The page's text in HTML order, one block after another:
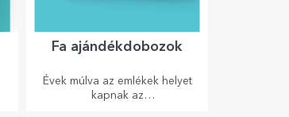
Fa ajándékdobozok
Évek múlva az emlékek helyet
kapnak az